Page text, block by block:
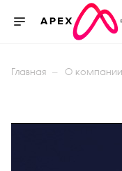
Главная — О компании